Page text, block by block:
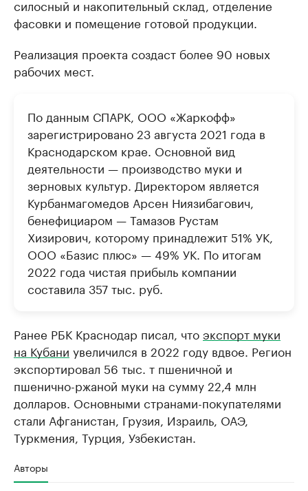
силосный и накопительный склад, отделение
фасовки и помещение готовой продукции.
Реализация проекта создаст более 90 новых
рабочих мест.
По данным СПАРК, ООО «Жаркофф»
зарегистрировано 23 августа 2021 года в
Краснодарском крае. Основной вид
деятельности — производство муки и
зерновых культур. Директором является
Курбанмагомедов Арсен Ниязибагович,
бенефициаром — Тамазов Рустам
Хизирович, которому принадлежит 51% УК,
ООО «Базис плюс» — 49% УК. По итогам
2022 года чистая прибыль компании
составила 357 тыс. руб.
Ранее РБК Краснодар писал, чтоэкспорт муки
на Кубани увеличился в 2022 году вдвое. Регион
экспортировал 56 тыс. т пшеничной и
пшенично-ржаной муки на сумму 22,4 млн
долларов. Основными странами-покупателями
стали Афганистан, Грузия, Израиль, ОАЭ,
Туркмения, Турция, Узбекистан.
Авторы